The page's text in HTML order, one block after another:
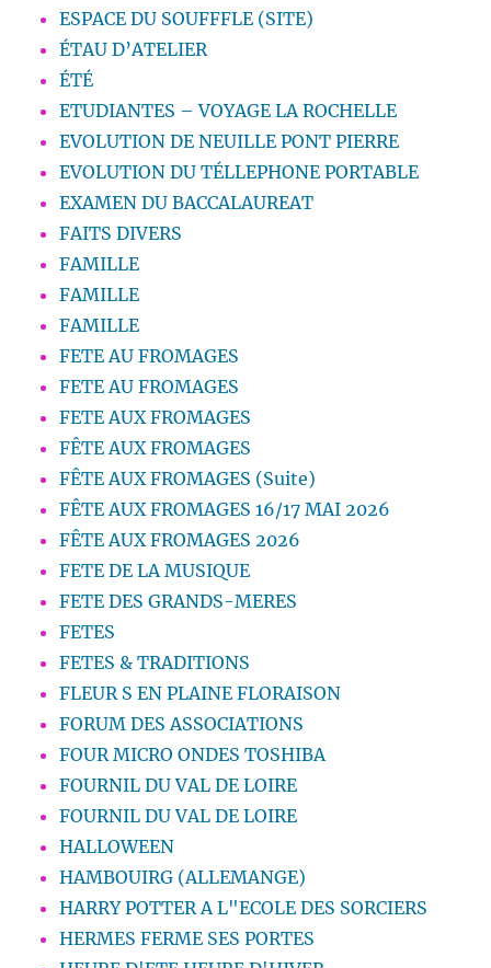
ESPACE DU SOUFFFLE (SITE)
ÉTAU D’ATELIER
ÉTÉ
ETUDIANTES – VOYAGE LA ROCHELLE
EVOLUTION DE NEUILLE PONT PIERRE
EVOLUTION DU TÉLLEPHONE PORTABLE
EXAMEN DU BACCALAUREAT
FAITS DIVERS
FAMILLE
FAMILLE
FAMILLE
FETE AU FROMAGES
FETE AU FROMAGES
FETE AUX FROMAGES
FÊTE AUX FROMAGES
FÊTE AUX FROMAGES (Suite)
FÊTE AUX FROMAGES 16/17 MAI 2026
FÊTE AUX FROMAGES 2026
FETE DE LA MUSIQUE
FETE DES GRANDS-MERES
FETES
FETES & TRADITIONS
FLEUR S EN PLAINE FLORAISON
FORUM DES ASSOCIATIONS
FOUR MICRO ONDES TOSHIBA
FOURNIL DU VAL DE LOIRE
FOURNIL DU VAL DE LOIRE
HALLOWEEN
HAMBOUIRG (ALLEMANGE)
HARRY POTTER A L"ECOLE DES SORCIERS
HERMES FERME SES PORTES